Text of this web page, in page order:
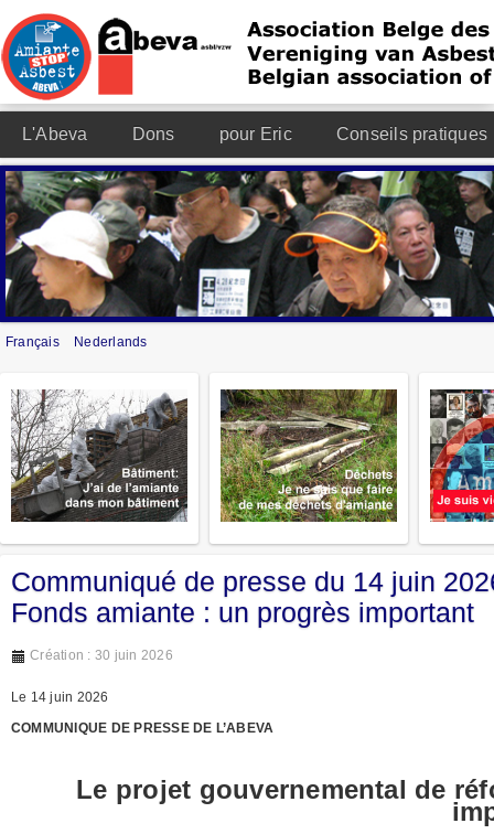
L'Abeva Dons pour Eric Conseils pratiques
Français Nederlands
Communiqué de presse du 14 juin
Fonds amiante : un progrès important
Création : 30 juin 2026
Le 14 juin 2026
COMMUNIQUE DE PRESSE DE L’ABEVA
Le projet gouvernemental de